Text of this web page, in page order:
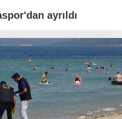
ayrıldı